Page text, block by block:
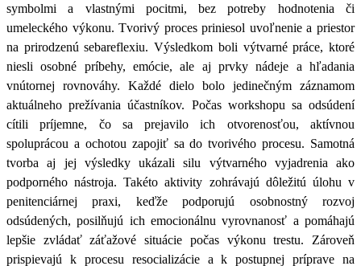
symbolmi a vlastnými pocitmi, bez potreby hodnotenia či
umeleckého výkonu. Tvorivý proces priniesol uvoľnenie a priestor
na prirodzenú sebareflexiu. Výsledkom boli výtvarné práce, ktoré
niesli osobné príbehy, emócie, ale aj prvky nádeje a hľadania
vnútornej rovnováhy. Každé dielo bolo jedinečným záznamom
aktuálneho prežívania účastníkov. Počas workshopu sa odsúdení
cítili príjemne, čo sa prejavilo ich otvorenosťou, aktívnou
spoluprácou a ochotou zapojiť sa do tvorivého procesu. Samotná
tvorba aj jej výsledky ukázali silu výtvarného vyjadrenia ako
podporného nástroja. Takéto aktivity zohrávajú dôležitú úlohu v
penitenciárnej praxi, keďže podporujú osobnostný rozvoj
odsúdených, posilňujú ich emocionálnu vyrovnanosť a pomáhajú
lepšie zvládať záťažové situácie počas výkonu trestu. Zároveň
prispievajú k procesu resocializácie a k postupnej príprave na